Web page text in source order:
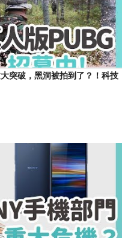
突破，黑洞被拍到了？！科技